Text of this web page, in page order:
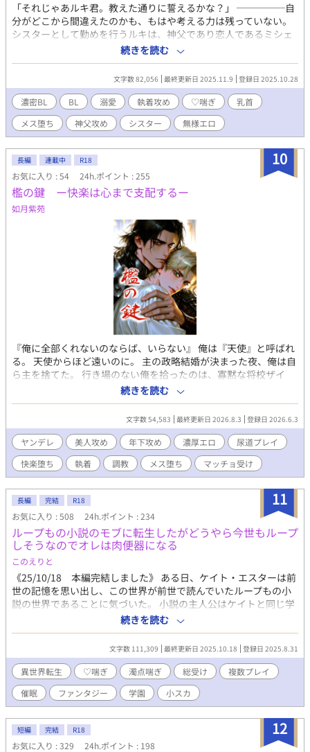
「それじゃあルキ君。教えた通りに誓えるかな？」 ─────自
分がどこから間違えたのかも、もはや考える力は残っていない。
シスターとして勤めを行うルキは、神父であり恋人であるミシェ
ルを崇拝していた。 ミシェルからも大切にされ、彼は夢見心地に
幸せな日々を過ごしていた筈だったが。 ルキはある日、ミシェル
が美丈夫とキスをしている場面を見かけてしまう。 弄ばれていた
のだと思い込んだルキは、かつての愛情を憎しみへと変換し、背
信に身を堕としていく。 …それが勘違いだとも気付かずに。ミシ
ェルを裏切った自分の末路を、知らないままに。 ●人生ぐちゃぐ
ちゃ♡雌堕ち懺悔セックス（溺愛） R指定部分は以下の要素を含
みますので注意、もし書き漏らしてたらすみません。 乳首責め、
乳首イキ、雌イキ、情けな射精、♡喘ぎ、汚喘ぎ、土下座、前立
腺イキ、精液（床）舐め、淫語、雌堕ち、結腸責め、拘束、床オ
ナ、乳首オナ、射精管理、野外潮吹き、野外露出（乳首）、犬排
泄ポーズ ●#が付いている所は成人指定描写があります Twitter↓
@kurushipeople 作品の裏話とかスケベな話とかが、あります
続きを読む
文字数 82,056 最終更新日 2025.11.9 登録日 2025.10.28
濃密BL BL 溺愛 執着攻め ♡喘ぎ
乳首
メス堕ち
神父攻め シスター 無様エロ
10
長編 連載中 R18
お気に入り : 54 24h.ポイント : 255
檻の鍵 ー快楽は心まで支配するー
如月紫苑
『俺に全部くれないのならば、いらない』 俺は『天使』と呼ばれ
る。 天使からほど遠いのに。 主の政略結婚が決まった夜、俺は自
ら主を捨てた。 行き場のない俺を拾ったのは、寡黙な将校ザイ
ル。 誠実で、不器用で、真っ直ぐな男。 俺を欲しがった男。 初め
て男を受け入れる身体を甘く犯し、快楽を教え、少しずつ理性も
人生も俺へ捧げさせていく。 だが俺を失った元主は、莫大な財産
を投じて軍を動かし、俺を追い始めた。 俺を守るため、ザイルは
地位も家も未来も捨てた。 それでも俺は止まらない。 もっと深
く。 もっと甘く。 もっと壊れるまで。 支配する者と支配される
者。 檻を作る者と囚われる者。 立場は何度も入れ替わり、やがて
二人で国さえ巻き込む執着の渦へと堕ちていく。 透明な檻に閉じ
込められているのは―― 俺か。 それとも、君か。 美貌という檻
で獲物を誘い、身体と快楽で魂まで喰らい尽くす青年と、一人の
男が全てを捨てて堕ちていく、執着と支配のダークファンタジー
エロティカ。 エロは濃厚で甘々です。 第二章から一気にエロくな
ります。 ※7/20（第4章スタート）からは月金の17：10に更新。
ハードです。 ※エロあり 調教、中出し、連続絶頂、潮吹き、快楽
堕ち、睡眠姦、二穴（尿道、アナル）、拡張、拘束、尿道プレ
イ、小スカ、アナル開発、異物挿入、フィストファック、絶倫、
イマラ、精液塗れ、洗脳、首絞め その他 6/27 タイトル変えま
した
続きを読む
文字数 54,583 最終更新日 2026.8.3 登録日 2026.6.3
ヤンデレ 美人攻め 年下攻め 濃厚エロ
尿道プレイ
快楽堕ち
執着 調教 メス堕ち マッチョ受け
11
長編 完結 R18
お気に入り : 508 24h.ポイント : 234
ループもの小説のモブに転生したがどうやら今世もループ
しそうなのでオレは肉便器になる
このえりと
《25/10/18 本編完結しました》 ある日、ケイト・エスターは前
世の記憶を思い出し、この世界が前世で読んでいたループもの小
説の世界であることに気づいた。 小説の主人公はケイトと同じ学
園に通う同級生のリリオン・アミス。リリオンは学園の入学式の
朝に、自分は何度も殺されてループしていたということに気づ
く。同じように学園生活を送れば確実に自分は死ぬと理解したリ
リオンは、生きる方法を模索していく……というのが原作のスト
ーリーだ。 だが原作を思い出したケイトは、今世はループの途中
だと気づく。 今世がループしてなかったことになるのならばと、
性欲が強くハメられたい願望を持っていたケイトは肉便器になる
ことを決意するのだった――。 成分表：♡喘ぎ 濁点喘ぎ 潮吹
き 飲精 結腸責め アナル舐め 小スカ なんでも許せる人向け
の作品です
続きを読む
文字数 111,309 最終更新日 2025.10.18 登録日 2025.8.31
異世界転生 ♡喘ぎ 濁点喘ぎ 総受け
複数プレイ
催眠
ファンタジー 学園 小スカ
12
短編 完結 R18
お気に入り : 329 24h.ポイント : 198